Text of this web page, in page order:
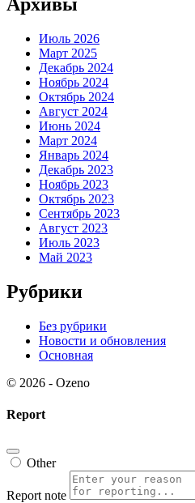
Архивы
Июль 2026
Март 2025
Декабрь 2024
Ноябрь 2024
Октябрь 2024
Август 2024
Июнь 2024
Март 2024
Январь 2024
Декабрь 2023
Ноябрь 2023
Октябрь 2023
Сентябрь 2023
Август 2023
Июль 2023
Май 2023
Рубрики
Без рубрики
Новости и обновления
Основная
© 2026 - Ozeno
Report
Other
Report note